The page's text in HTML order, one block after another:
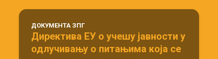
ДОКУМЕНТА ЗПГ
Директива ЕУ о учешу јавности у
одлучивању о питањима која се